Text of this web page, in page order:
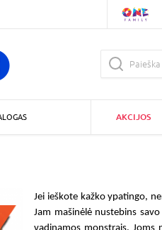
AKCIJOS
Jei ieškote kažko ypatingo,
Jam mašinėlėnustebins savo